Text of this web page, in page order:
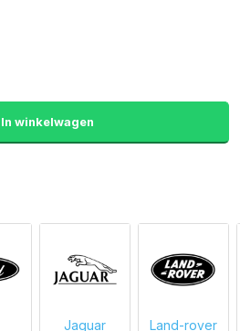
In winkelwagen
Jaguar Land-rover